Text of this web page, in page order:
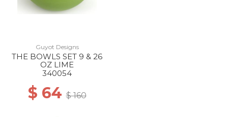
Guyot Designs
THE BOWLS SET 9 & 26
OZ LIME
340054
$ 64$ 160